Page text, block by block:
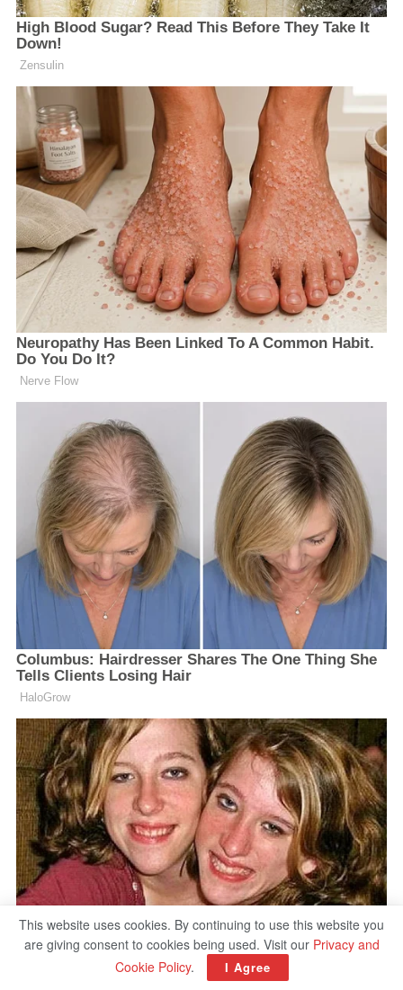
This website uses cookies. By continuing to use this website you
are giving consent to cookies being used. Visit our Privacy and
Cookie Policy. I Agree